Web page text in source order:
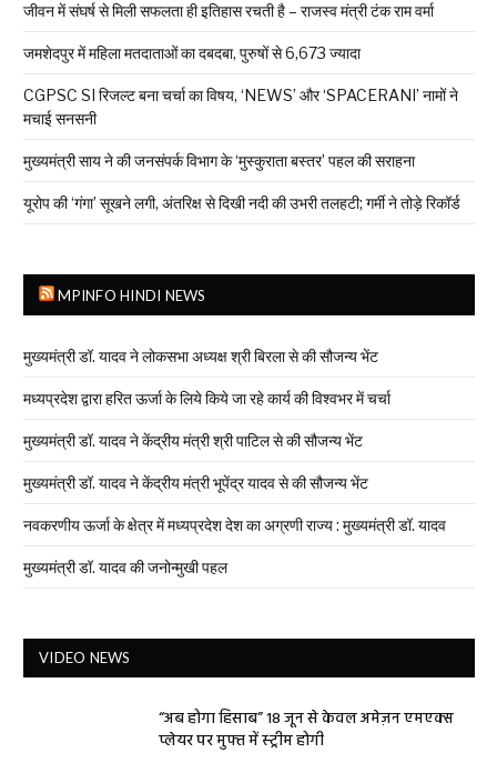
जीवन में संघर्ष से मिली सफलता ही इतिहास रचती है – राजस्व मंत्री टंक राम वर्मा
जमशेदपुर में महिला मतदाताओं का दबदबा, पुरुषों से 6,673 ज्यादा
CGPSC SI रिजल्ट बना चर्चा का विषय, ‘NEWS’ और ‘SPACERANI’ नामों ने
मचाई सनसनी
मुख्यमंत्री साय ने की जनसंपर्क विभाग के ‘मुस्कुराता बस्तर’ पहल की सराहना
यूरोप की ‘गंगा’ सूखने लगी, अंतरिक्ष से दिखी नदी की उभरी तलहटी; गर्मी ने तोड़े रिकॉर्ड
MPINFO HINDI NEWS
मुख्यमंत्री डॉ. यादव ने लोकसभा अध्यक्ष श्री बिरला से की सौजन्य भेंट
मध्यप्रदेश द्वारा हरित ऊर्जा के लिये किये जा रहे कार्य की विश्वभर में चर्चा
मुख्यमंत्री डॉ. यादव ने केंद्रीय मंत्री श्री पाटिल से की सौजन्य भेंट
मुख्यमंत्री डॉ. यादव ने केंद्रीय मंत्री भूपेंद्र यादव से की सौजन्य भेंट
नवकरणीय ऊर्जा के क्षेत्र में मध्यप्रदेश देश का अग्रणी राज्य : मुख्यमंत्री डॉ. यादव
मुख्यमंत्री डॉ. यादव की जनोन्मुखी पहल
VIDEO NEWS
“अब होगा हिसाब” 18 जून से केवल अमेज़न एमएक्स
प्लेयर पर मुफ्त में स्ट्रीम होगी